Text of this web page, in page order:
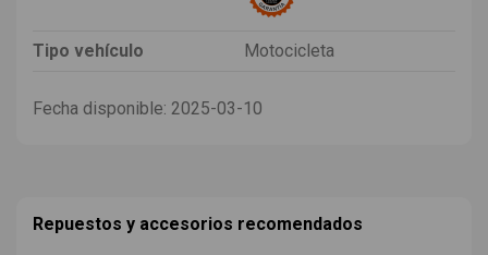
Tipo vehículo Motocicleta
Fecha disponible: 2025-03-10
Repuestos y accesorios recomendados